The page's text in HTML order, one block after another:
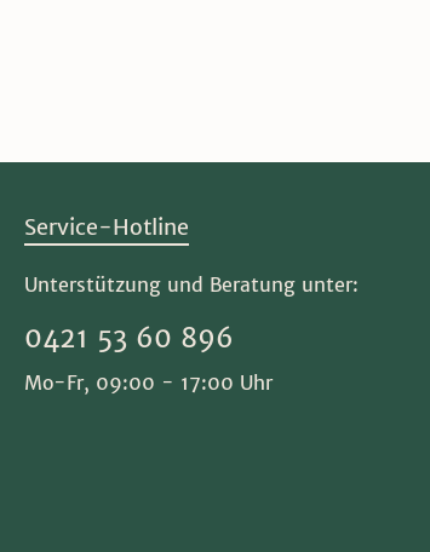
Service-Hotline
Unterstützung und Beratung unter:
0421 53 60 896
Mo-Fr, 09:00 - 17:00 Uhr